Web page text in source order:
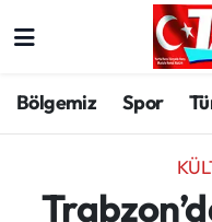
Bölgemiz Spor
Spor
Türkiye
Trabzon Hava
Trabzon Trafik